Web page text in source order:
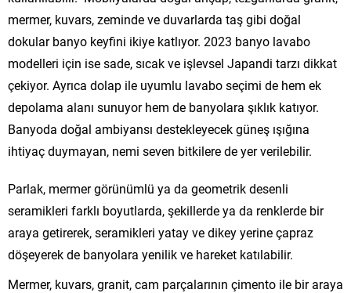
mermer, kuvars, zeminde ve duvarlarda taş gibi doğal
dokular banyo keyfini ikiye katlıyor. 2023 banyo lavabo
modelleri için ise sade, sıcak ve işlevsel Japandi tarzı dikkat
çekiyor. Ayrıca dolap ile uyumlu lavabo seçimi de hem ek
depolama alanı sunuyor hem de banyolara şıklık katıyor.
Banyoda doğal ambiyansı destekleyecek güneş ışığına
ihtiyaç duymayan, nemi seven bitkilere de yer verilebilir.
Parlak, mermer görünümlü ya da geometrik desenli
seramikleri farklı boyutlarda, şekillerde ya da renklerde bir
araya getirerek, seramikleri yatay ve dikey yerine çapraz
döşeyerek de banyolara yenilik ve hareket katılabilir.
Mermer, kuvars, granit, cam parçalarının çimento ile bir araya